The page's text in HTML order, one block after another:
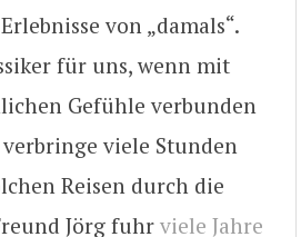
von „damals“.
für uns, wenn mit
Gefühle verbunden
viele Stunden
Reisen durch die
Jörg fuhr viele Jahre